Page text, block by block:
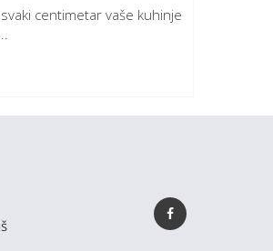
centimetar vaše kuhinje